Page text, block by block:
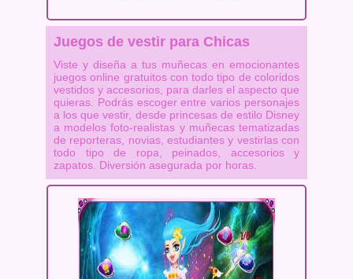
Juegos de vestir para Chicas
Viste y diseña a tus muñecas en emocionantes
juegos online gratuitos con todo tipo de coloridos
vestidos y accesorios, para darles el aspecto que
quieras. Podrás escoger entre varios personajes
a los que vestir, desde princesas de estilo Disney
a modelos foto-realistas y muñecas tematizadas
de reporteras, novias, estudiantes y vestirlas con
todo tipo de ropa, peinados, accesorios y
zapatos. Diversión asegurada por horas.